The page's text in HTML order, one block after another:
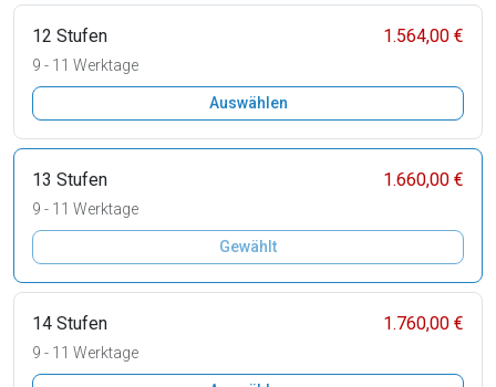
12 Stufen 1.564,00 €
9 - 11 Werktage
Auswählen
13 Stufen 1.660,00 €
9 - 11 Werktage
Gewählt
14 Stufen 1.760,00 €
9 - 11 Werktage